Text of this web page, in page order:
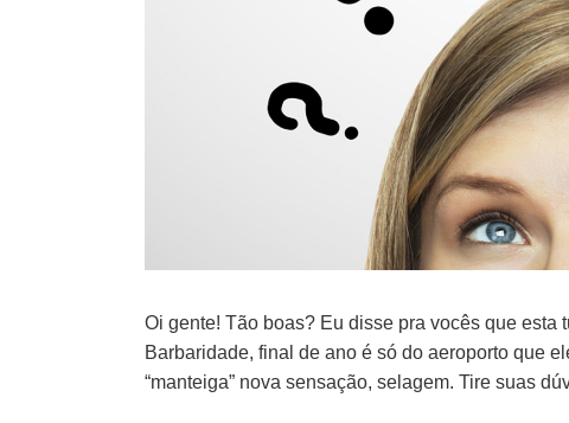
Oi gente! Tão boas? Eu disse pra vocês que esta
Barbaridade, final de ano é só do aeroporto que
“manteiga” nova sensação, selagem. Tire suas